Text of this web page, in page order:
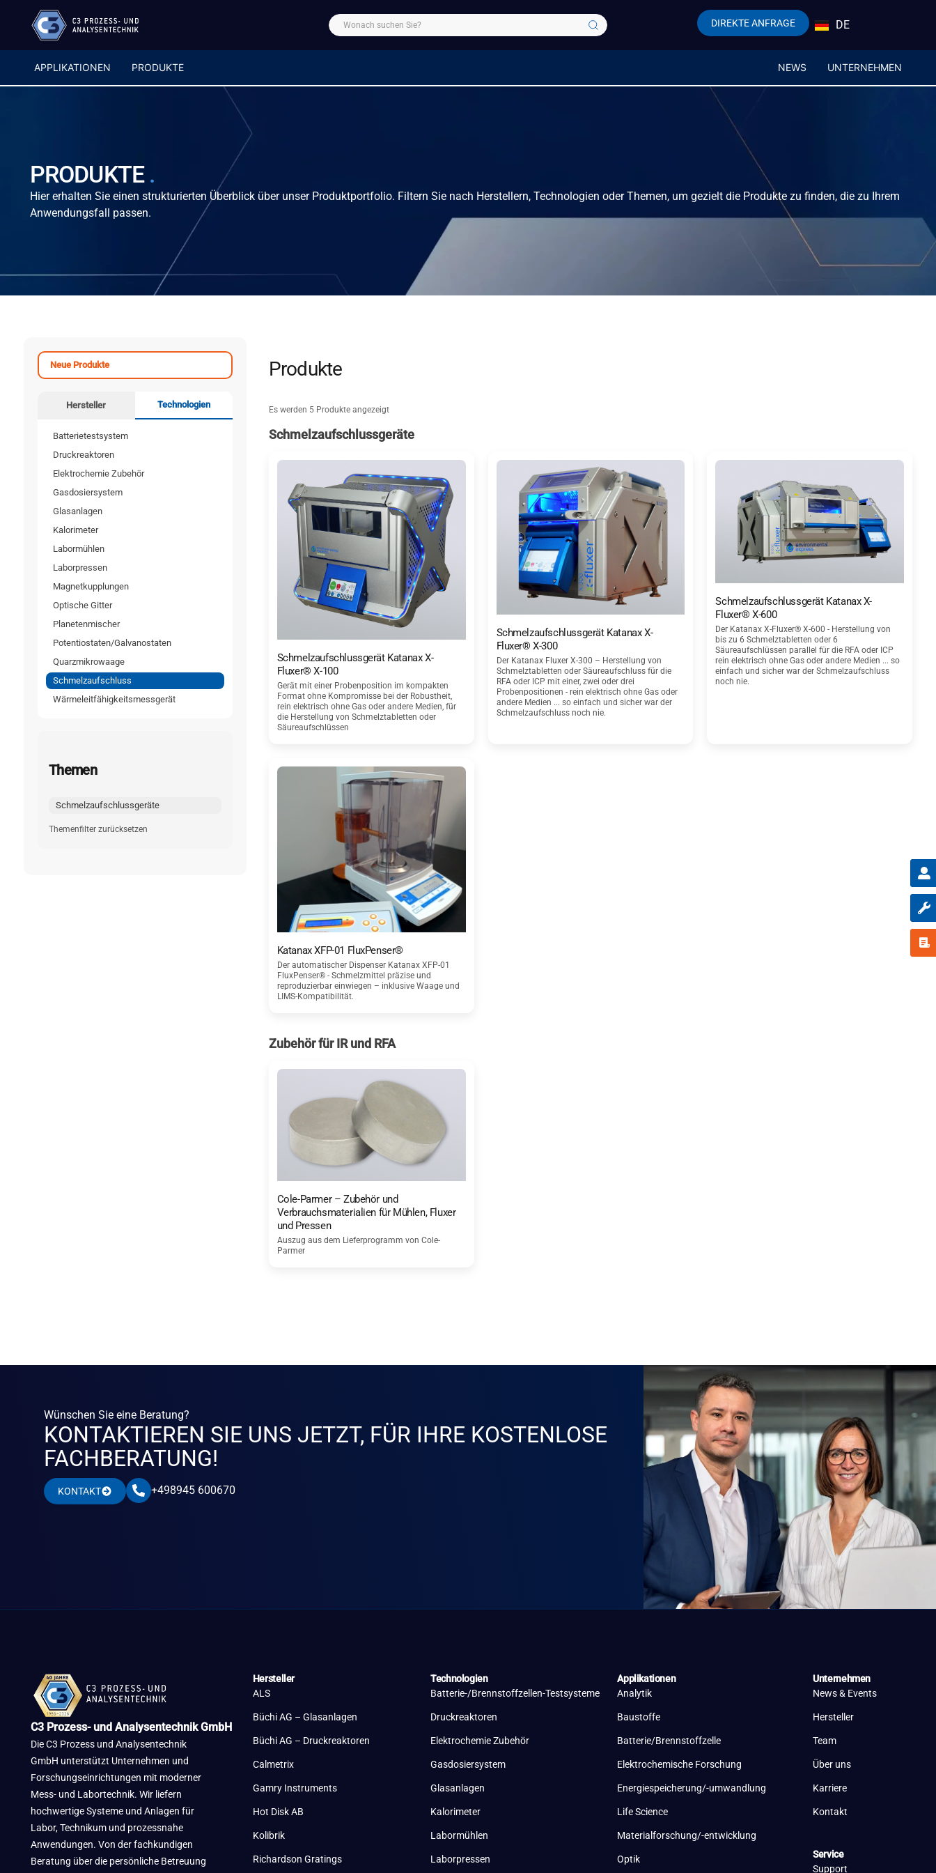
DIREKTE ANFRAGE DE
EN
APPLIKATIONEN PRODUKTE NEWS UNTERNEHMEN
PRODUKTE .
Hier erhalten Sie einen strukturierten Überblick über unser Produktportfolio. Filtern Sie nach Herstellern, Technologien oder Themen, um gezielt die Produkte zu finden, die zu Ihrem
Anwendungsfall passen.
Neue Produkte
Hersteller Technologien
Batterietestsystem
Druckreaktoren
Elektrochemie Zubehör
Gasdosiersystem
Glasanlagen
Kalorimeter
Labormühlen
Laborpressen
Magnetkupplungen
Optische Gitter
Planetenmischer
Potentiostaten/Galvanostaten
Quarzmikrowaage
Schmelzaufschluss
Wärmeleitfähigkeitsmessgerät
Themen
Schmelzaufschlussgeräte
Themenfilter zurücksetzen
Produkte
Es werden 5 Produkte angezeigt
Schmelzaufschlussgeräte
Schmelzaufschlussgerät Katanax X-
Fluxer® X-100
Gerät mit einer Probenposition im kompakten
Format ohne Kompromisse bei der Robustheit,
rein elektrisch ohne Gas oder andere Medien, für
die Herstellung von Schmelztabletten oder
Säureaufschlüssen
Schmelzaufschlussgerät Katanax X-
Fluxer® X-300
Der Katanax Fluxer X-300 – Herstellung von
Schmelztabletten oder Säureaufschluss für die
RFA oder ICP mit einer, zwei oder drei
Probenpositionen - rein elektrisch ohne Gas oder
andere Medien ... so einfach und sicher war der
Schmelzaufschluss noch nie.
Schmelzaufschlussgerät Katanax X-
Fluxer® X-600
Der Katanax X-Fluxer® X-600 - Herstellung von
bis zu 6 Schmelztabletten oder 6
Säureaufschlüssen parallel für die RFA oder ICP
rein elektrisch ohne Gas oder andere Medien ... so
einfach und sicher war der Schmelzaufschluss
noch nie.
Katanax XFP-01 FluxPenser®
Der automatischer Dispenser Katanax XFP-01
FluxPenser® - Schmelzmittel präzise und
reproduzierbar einwiegen – inklusive Waage und
LIMS-Kompatibilität.
Zubehör für IR und RFA
Cole-Parmer – Zubehör und
Verbrauchsmaterialien für Mühlen, Fluxer
und Pressen
Auszug aus dem Lieferprogramm von Cole-
Parmer
Wünschen Sie eine Beratung?
KONTAKTIEREN SIE UNS JETZT, FÜR IHRE KOSTENLOSE
FACHBERATUNG!
KONTAKT +498945 600670
C3 Prozess- und Analysentechnik GmbH
Die C3 Prozess und Analysentechnik
GmbH unterstützt Unternehmen und
Forschungseinrichtungen mit moderner
Mess- und Labortechnik. Wir liefern
hochwertige Systeme und Anlagen für
Labor, Technikum und prozessnahe
Anwendungen. Von der fachkundigen
Beratung über die persönliche Betreuung
Hersteller
ALS
Büchi AG – Glasanlagen
Büchi AG – Druckreaktoren
Calmetrix
Gamry Instruments
Hot Disk AB
Kolibrik
Richardson Gratings
Technologien
Batterie-/Brennstoffzellen-Testsysteme
Druckreaktoren
Elektrochemie Zubehör
Gasdosiersystem
Glasanlagen
Kalorimeter
Labormühlen
Laborpressen
Applikationen
Analytik
Baustoffe
Batterie/Brennstoffzelle
Elektrochemische Forschung
Energiespeicherung/-umwandlung
Life Science
Materialforschung/-entwicklung
Optik
Unternehmen
News & Events
Hersteller
Team
Über uns
Karriere
Kontakt
Service
Support